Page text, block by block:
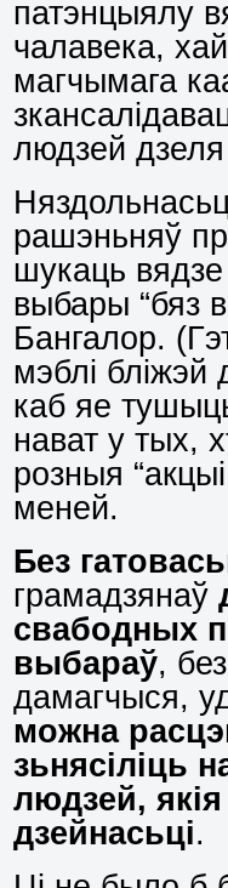
патэнцыялу
чалавека,
магчымага
людзей
рашэньняў
шукаць
выбары “бяз
Бангалор.
мэблі
каб яе
нават у тых,
розныя
меней.
Без
грамадзянаў
свабодных
выбараў,
дамагчыся,
можна
зьнясіліць
людзей,
дзейнасьці.